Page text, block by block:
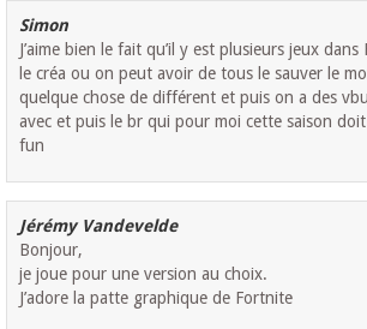
Simon
J’aime bien le fait qu’il y est plusieurs jeux
le créa ou on peut avoir de tous le sauver le
quelque chose de différent et puis on a des
avec et puis le br qui pour moi cette saison
fun
Jérémy Vandevelde
Bonjour,
je joue pour une version au choix.
J’adore la patte graphique de Fortnite